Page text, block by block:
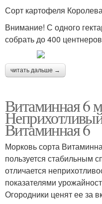
Сорт картофеля
Внимание! С одного
собрать до 400
читать дальше →
Витаминная 6
Витаминная 6
Морковь сорта
пользуется стабильным
отличается
показателями
Огородники ценят ее за